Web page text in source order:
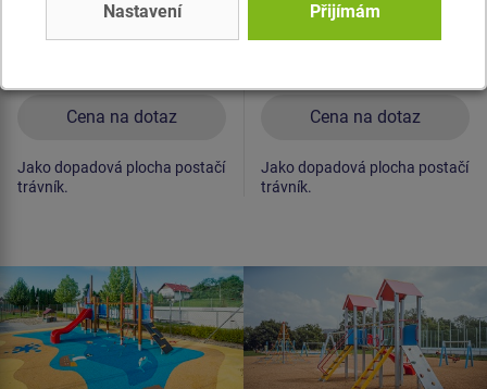
Cena na dotaz
Jako dopadová plocha postačí
trávník.
Cena na dotaz
Jako dopadová plocha postačí
trávník.
Nastavení Přijímám